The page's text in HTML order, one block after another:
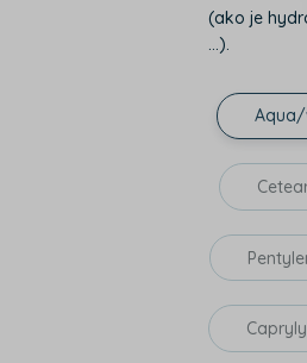
(ako je
...).